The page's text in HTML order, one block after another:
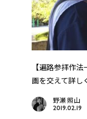
【遍路参拝作
画を交えて詳し
野瀬 照山
2019.02.19